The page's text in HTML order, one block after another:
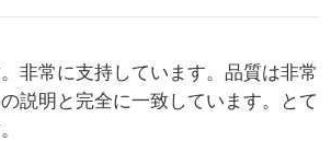
非常に支持しています。品質は非常
説明と完全に一致しています。とて